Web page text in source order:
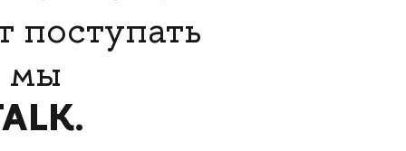
поступать
мы